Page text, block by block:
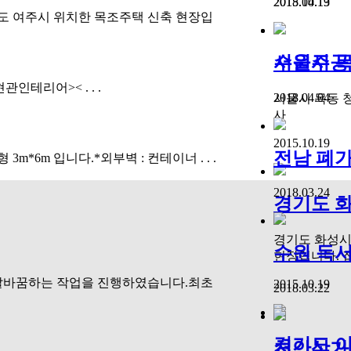
인테리어>< . . .
여주시 위치한 목조주택 신축 현장입
3m*6m 입니다.*외부벽 : 컨테이너 . . .
꿈하는 작업을 진행하였습니다.최초
서울시
서울시 목동
사
2015.10.19
경기도
경기도 화성
현장입니다.
2015.10.19
경기도
수원주
2018.04.04
전남 폐
2018.03.24
수원 독
2018.03.22